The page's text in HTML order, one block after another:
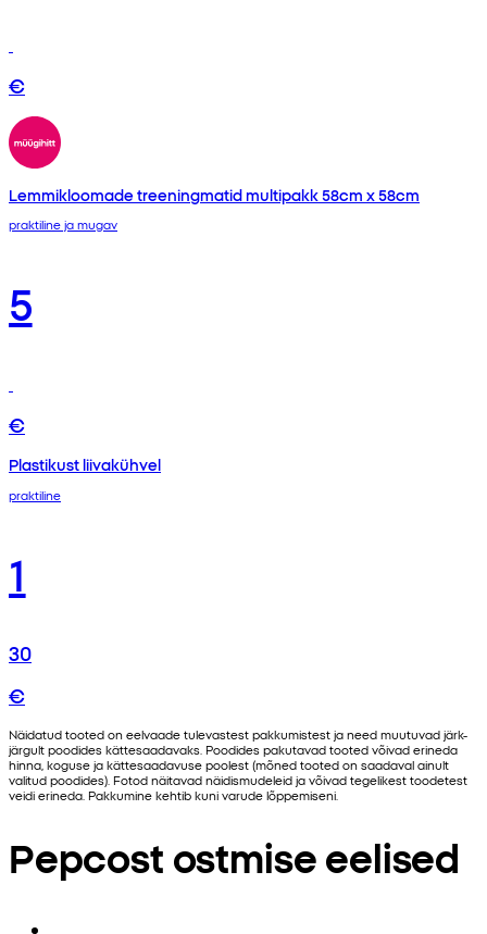
€
Lemmikloomade treeningmatid multipakk 58cm x 58cm
praktiline ja mugav
5
€
Plastikust liivakühvel
praktiline
1
30
€
Näidatud tooted on eelvaade tulevastest pakkumistest ja need muutuvad järk-
järgult poodides kättesaadavaks. Poodides pakutavad tooted võivad erineda
hinna, koguse ja kättesaadavuse poolest (mõned tooted on saadaval ainult
valitud poodides). Fotod näitavad näidismudeleid ja võivad tegelikest toodetest
veidi erineda. Pakkumine kehtib kuni varude lõppemiseni.
Pepcost ostmise eelised